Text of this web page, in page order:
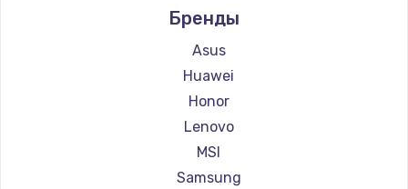
Ремонт планшетов Microsoft
Ремонт планшетов BlackView
Ремонт планшетов Amazon
Ремонт планшетов Aquarius
Ремонт планшетов Philips
Ремонт планшетов Dell
Ремонт планшетов HP
Бренды
Asus
Huawei
Honor
Lenovo
MSI
Samsung